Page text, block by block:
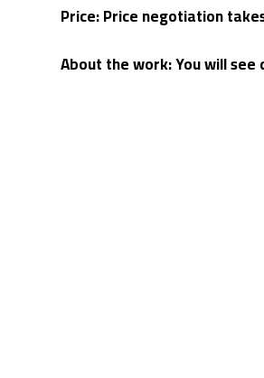
Price: Price negotiation